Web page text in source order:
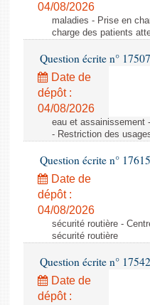
04/08/2026
maladies - Prise en
charge des patients
Question écrite n°
Date de
dépôt :
04/08/2026
eau et assainissement
- Restriction des
Question écrite n°
Date de
dépôt :
04/08/2026
sécurité routière -
sécurité routière
Question écrite n°
Date de
dépôt :